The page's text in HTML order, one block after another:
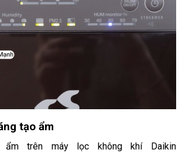
tạo ẩm
ẩm trên máy lọc không khí Daikin